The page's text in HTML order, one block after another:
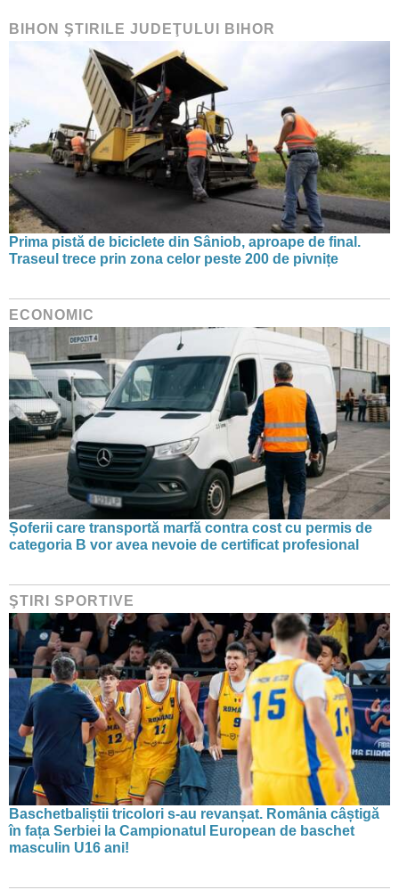
BIHON ŞTIRILE JUDEŢULUI BIHOR
Prima pistă de biciclete din Sâniob, aproape de final.
Traseul trece prin zona celor peste 200 de pivnițe
ECONOMIC
Șoferii care transportă marfă contra cost cu permis de
categoria B vor avea nevoie de certificat profesional
ŞTIRI SPORTIVE
Baschetbaliștii tricolori s-au revanșat. România câștigă
în fața Serbiei la Campionatul European de baschet
masculin U16 ani!